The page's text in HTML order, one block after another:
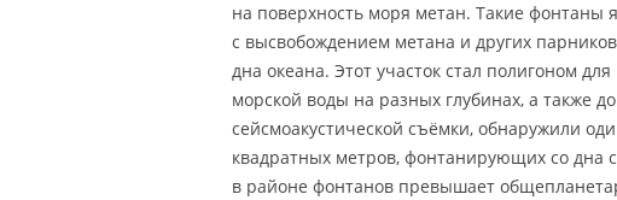
на поверхность моря метан. Такие фонтаны
с высвобождением метана и других
дна океана. Этот участок стал полигоном
морской воды на разных глубинах, а также
сейсмоакустической съёмки, обнаружили
квадратных метров, фонтанирующих со дна
в районе фонтанов превышает